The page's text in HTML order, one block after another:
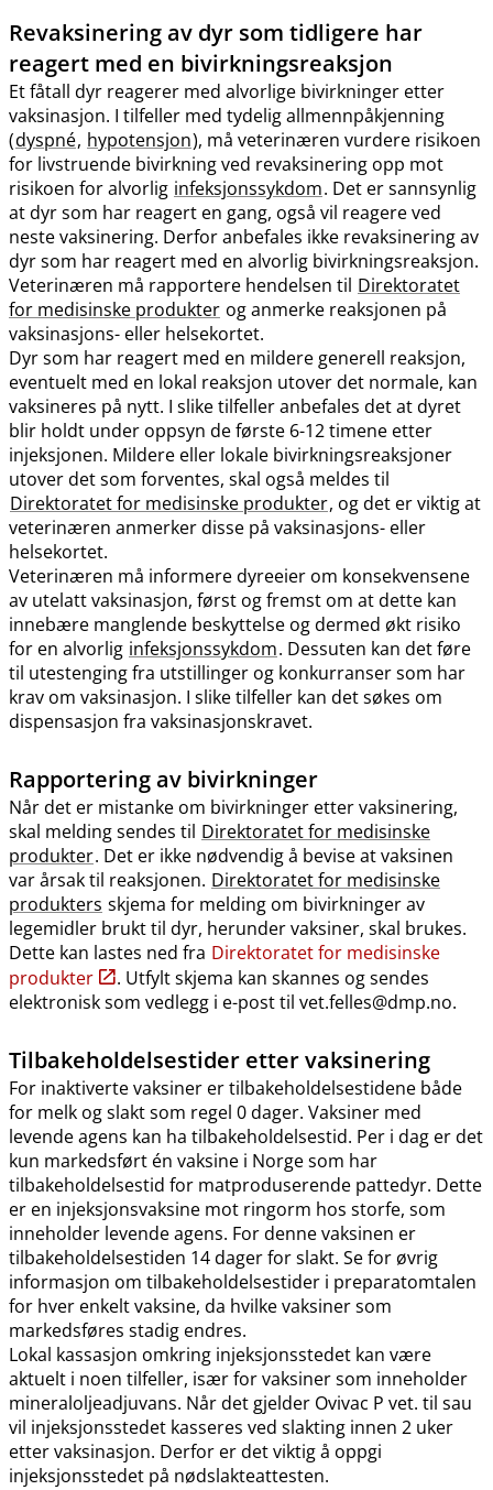
Revaksinering av dyr som tidligere har
reagert med en bivirkningsreaksjon
Et fåtall dyr reagerer med alvorlige bivirkninger etter
vaksinasjon. I tilfeller med tydelig allmennpåkjenning
(dyspné, hypotensjon), må veterinæren vurdere risikoen
for livstruende bivirkning ved revaksinering opp mot
risikoen for alvorlig infeksjonssykdom. Det er sannsynlig
at dyr som har reagert en gang, også vil reagere ved
neste vaksinering. Derfor anbefales ikke revaksinering av
dyr som har reagert med en alvorlig bivirkningsreaksjon.
Veterinæren må rapportere hendelsen til Direktoratet
for medisinske produkter og anmerke reaksjonen på
vaksinasjons- eller helsekortet.
Dyr som har reagert med en mildere generell reaksjon,
eventuelt med en lokal reaksjon utover det normale, kan
vaksineres på nytt. I slike tilfeller anbefales det at dyret
blir holdt under oppsyn de første 6-12 timene etter
injeksjonen. Mildere eller lokale bivirkningsreaksjoner
utover det som forventes, skal også meldes til
Direktoratet for medisinske produkter, og det er viktig at
veterinæren anmerker disse på vaksinasjons- eller
helsekortet.
Veterinæren må informere dyreeier om konsekvensene
av utelatt vaksinasjon, først og fremst om at dette kan
innebære manglende beskyttelse og dermed økt risiko
for en alvorlig infeksjonssykdom. Dessuten kan det føre
til utestenging fra utstillinger og konkurranser som har
krav om vaksinasjon. I slike tilfeller kan det søkes om
dispensasjon fra vaksinasjonskravet.
Rapportering av bivirkninger
Når det er mistanke om bivirkninger etter vaksinering,
skal melding sendes til Direktoratet for medisinske
produkter. Det er ikke nødvendig å bevise at vaksinen
var årsak til reaksjonen. Direktoratet for medisinske
produkters skjema for melding om bivirkninger av
legemidler brukt til dyr, herunder vaksiner, skal brukes.
Dette kan lastes ned fra Direktoratet for medisinske
produkter
. Utfylt skjema kan skannes og sendes
elektronisk som vedlegg i e-post til vet.felles@dmp.no.
Tilbakeholdelsestider etter vaksinering
For inaktiverte vaksiner er tilbakeholdelsestidene både
for melk og slakt som regel 0 dager. Vaksiner med
levende agens kan ha tilbakeholdelsestid. Per i dag er det
kun markedsført én vaksine i Norge som har
tilbakeholdelsestid for matproduserende pattedyr. Dette
er en injeksjonsvaksine mot ringorm hos storfe, som
inneholder levende agens. For denne vaksinen er
tilbakeholdelsestiden 14 dager for slakt. Se for øvrig
informasjon om tilbakeholdelsestider i preparatomtalen
for hver enkelt vaksine, da hvilke vaksiner som
markedsføres stadig endres.
Lokal kassasjon omkring injeksjonsstedet kan være
aktuelt i noen tilfeller, især for vaksiner som inneholder
mineraloljeadjuvans. Når det gjelder Ovivac P vet. til sau
vil injeksjonsstedet kasseres ved slakting innen 2 uker
etter vaksinasjon. Derfor er det viktig å oppgi
injeksjonsstedet på nødslakteattesten.